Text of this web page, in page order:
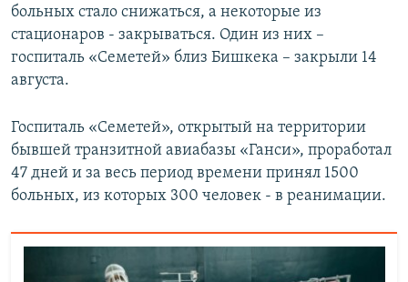
больных стало снижаться, а некоторые из
стационаров - закрываться. Один из них –
госпиталь «Семетей» близ Бишкека – закрыли 14
августа.
Госпиталь «Семетей», открытый на территории
бывшей транзитной авиабазы «Ганси», проработал
47 дней и за весь период времени принял 1500
больных, из которых 300 человек - в реанимации.